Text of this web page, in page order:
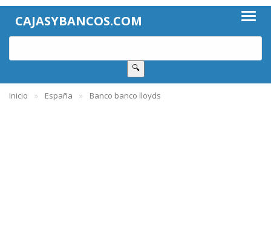
CAJASYBANCOS.COM
🔍
Inicio España Banco banco lloyds